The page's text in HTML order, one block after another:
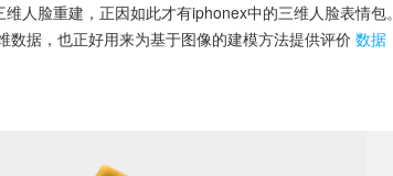
人脸重建，正因如此才有iphonex中的三维人脸表情包。
据，也正好用来为基于图像的建模方法提供评价 数据